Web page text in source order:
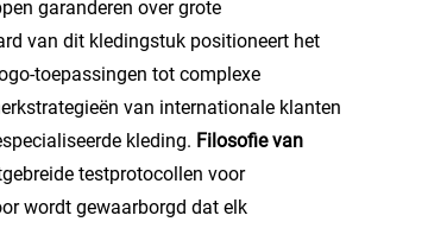
garanderen over grote
van dit kledingstuk positioneert het
toepassingen tot complexe
van internationale klanten
kleding. Filosofie van
testprotocollen voor
wordt gewaarborgd dat elk